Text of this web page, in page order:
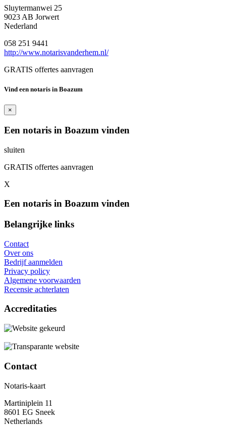
Sluytermanwei 25
9023 AB Jorwert
Nederland
058 251 9441
http://www.notarisvanderhem.nl/
GRATIS offertes aanvragen
Vind een notaris in Boazum
×
Een notaris in Boazum vinden
sluiten
GRATIS offertes aanvragen
X
Een notaris in Boazum vinden
Belangrijke links
Contact
Over ons
Bedrijf aanmelden
Privacy policy
Algemene voorwaarden
Recensie achterlaten
Accreditaties
Contact
Notaris-kaart
Martiniplein 11
8601 EG Sneek
Netherlands